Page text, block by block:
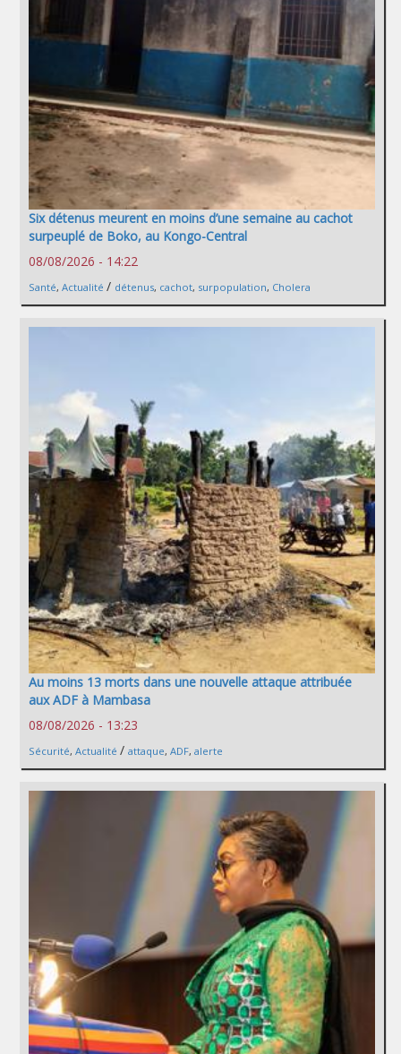
Six détenus meurent en moins d’une semaine au cachot
surpeuplé de Boko, au Kongo-Central
08/08/2026 - 14:22
Santé, Actualité / détenus, cachot, surpopulation, Cholera
Au moins 13 morts dans une nouvelle attaque attribuée
aux ADF à Mambasa
08/08/2026 - 13:23
Sécurité, Actualité / attaque, ADF, alerte